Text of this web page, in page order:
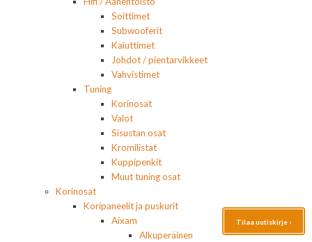
Soittimet
Subwooferit
Kaiuttimet
Johdot / pientarvikkeet
Vahvistimet
Tuning
Korinosat
Valot
Sisustan osat
Kromilistat
Kuppipenkit
Muut tuning osat
Korinosat
Koripaneelit ja puskurit
Aixam
Alkuperäinen
Tilaa uutiskirje ›